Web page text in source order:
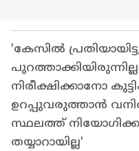
'കേസിൽ
നിരീക്ഷിക്കാനോ
ഉറപ്പുവരുത്താൻ
സ്ഥലത്ത്
തയ്യാറായില്ല'